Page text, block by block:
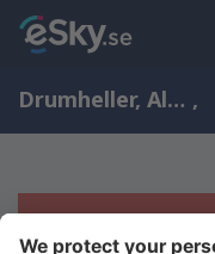
Drumheller, Alberta, Kanada ,